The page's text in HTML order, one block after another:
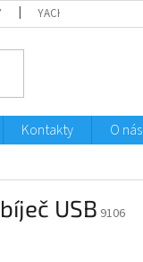
YACHTMENI
Kontakty O nás
USB 9106